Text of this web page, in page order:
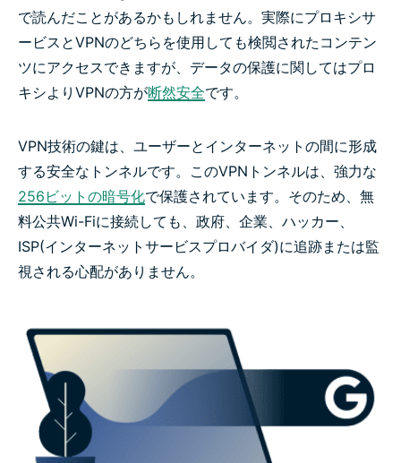
で読んだことがあるかもしれません。実際にプロキシサ
ービスとVPNのどちらを使用しても検閲されたコンテン
ツにアクセスできますが、データの保護に関してはプロ
キシよりVPNの方が断然安全です。
VPN技術の鍵は、ユーザーとインターネットの間に形成
する安全なトンネルです。このVPNトンネルは、強力な
256ビットの暗号化で保護されています。そのため、無
料公共Wi-Fiに接続しても、政府、企業、ハッカー、
ISP(インターネットサービスプロバイダ)に追跡または監
視される心配がありません。